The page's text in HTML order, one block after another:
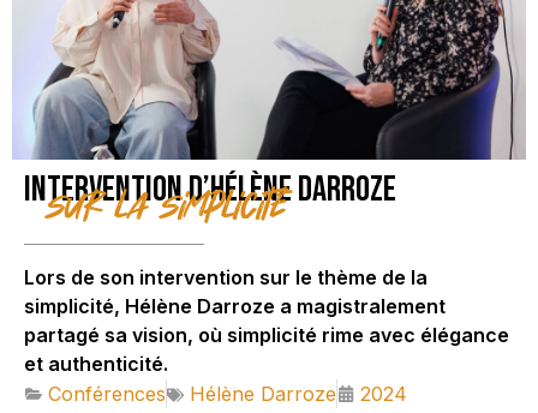
Intervention d’Hélène Darroze
sur la simplicité
Lors de son intervention sur le thème de la
simplicité, Hélène Darroze a magistralement
partagé sa vision, où simplicité rime avec élégance
et authenticité.
Conférences
Hélène Darroze 2024